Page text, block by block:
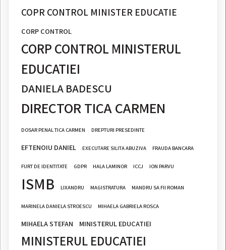
COPR CONTROL MINISTER EDUCATIE
CORP CONTROL
CORP CONTROL MINISTERUL
EDUCATIEI
DANIELA BADESCU
DIRECTOR TICA CARMEN
DOSAR PENAL TICA CARMEN DREPTURI PRESEDINTE
EFTENOIU DANIEL EXECUTARE SILITA ABUZIVA FRAUDA BANCARA
FURT DE IDENTITATE GDPR HALA LAMINOR ICCJ ION PARVU
ISMB LIXANDRU MAGISTRATURA MANDRU SA FII ROMAN
MARINELA DANIELA STROESCU MIHAELA GABRIELA ROSCA
MIHAELA STEFAN MINISTERUL EDUCATIEI
MINISTERUL EDUCATIEI